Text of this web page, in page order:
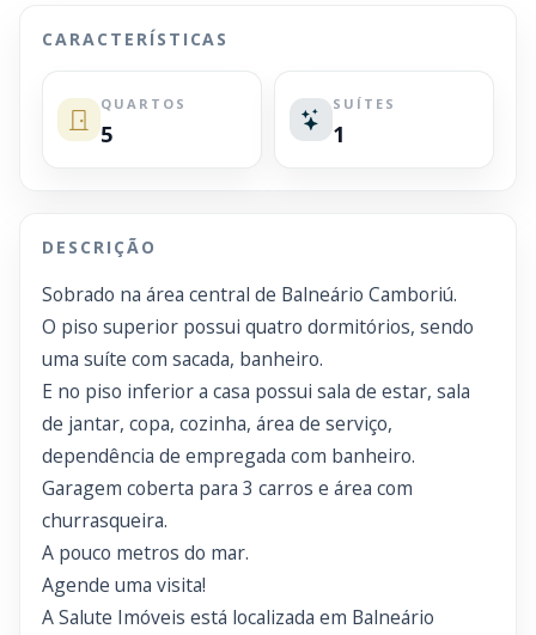
CARACTERÍSTICAS
QUARTOS
5
SUÍTES
1
DESCRIÇÃO
Sobrado na área central de Balneário Camboriú.
O piso superior possui quatro dormitórios, sendo
uma suíte com sacada, banheiro.
E no piso inferior a casa possui sala de estar, sala
de jantar, copa, cozinha, área de serviço,
dependência de empregada com banheiro.
Garagem coberta para 3 carros e área com
churrasqueira.
A pouco metros do mar.
Agende uma visita!
A Salute Imóveis está localizada em Balneário